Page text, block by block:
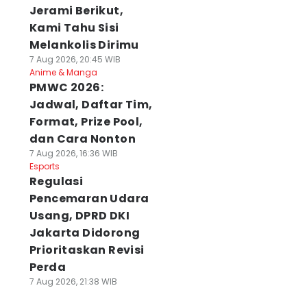
Jerami Berikut,
Kami Tahu Sisi
Melankolis Dirimu
7 Aug 2026, 20:45 WIB
Anime & Manga
PMWC 2026:
Jadwal, Daftar Tim,
Format, Prize Pool,
dan Cara Nonton
7 Aug 2026, 16:36 WIB
Esports
Regulasi
Pencemaran Udara
Usang, DPRD DKI
Jakarta Didorong
Prioritaskan Revisi
Perda
7 Aug 2026, 21:38 WIB